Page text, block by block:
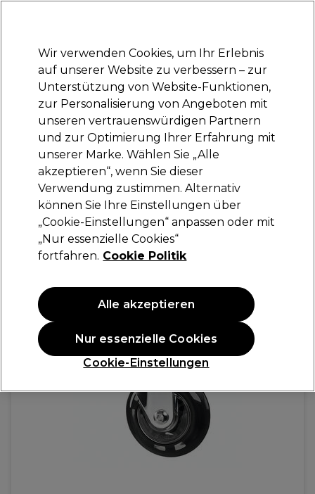
Anmelden
Marken Deals Haare Elektrogeräte Saloneinrichtung
Lieferung und Lieferzeiten
– mehr erfahren
Sibel Rollercoaster Räder x5
0
111,29 €
Wir verwenden Cookies, um Ihr Erlebnis
auf unserer Website zu verbessern – zur
Unterstützung von Website-Funktionen,
zur Personalisierung von Angeboten mit
unseren vertrauenswürdigen Partnern
und zur Optimierung Ihrer Erfahrung mit
unserer Marke. Wählen Sie „Alle
akzeptieren“, wenn Sie dieser
Verwendung zustimmen. Alternativ
können Sie Ihre Einstellungen über
„Cookie-Einstellungen“ anpassen oder mit
„Nur essenzielle Cookies“
fortfahren. Cookie Politik
Cookie-Einstellungen
Nur essenzielle Cookies
Alle akzeptieren